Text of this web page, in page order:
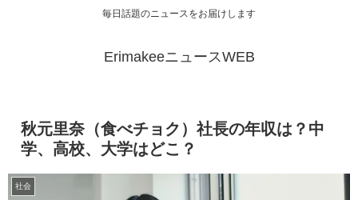
毎日話題のニュースをお届けします
ErimakeeニュースWEB
秋元里奈（食べチョク）社長の年収は？中
学、高校、大学はどこ？
社会